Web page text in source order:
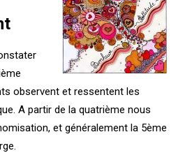
observent et ressentent les
A partir de la quatrième nous
et généralement la 5ème